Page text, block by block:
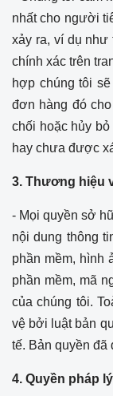
nhất cho người
xảy ra, ví dụ như
chính xác trên
hợp chúng tôi
đơn hàng đó
chối hoặc hủy
hay chưa được
3. Thương hiệu
- Mọi quyền sở
nội dung thông
phần mềm, hình
phần mềm, mã
của chúng tôi.
vệ bởi luật bản
tế. Bản quyền
4. Quyền pháp lý